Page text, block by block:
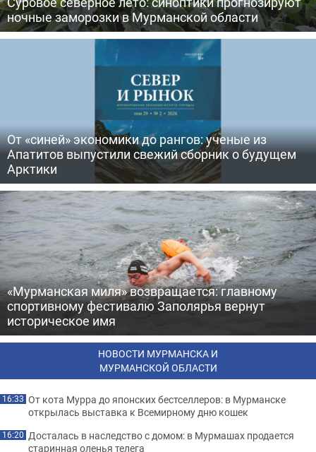
ночные заморозки в Мурманской области
От «синей» экономики до рангов: ученые из
Апатитов выпустили свежий сборник о будущем
Арктики
«Мурманская миля» возвращается: главному
спортивному фестивалю Заполярья вернут
историческое имя
НОВОСТИ МУРМАНСКА И
МУРМАНСКОЙ ОБЛАСТИ
16:33 От кота Мурра до японских бестселлеров: в Мурманске
открылась выставка к Всемирному дню кошек
16:20 Досталась в наследство с домом: в Мурмашах продается
старинная оленья телега